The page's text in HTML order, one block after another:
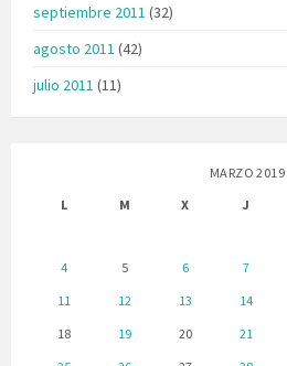
septiembre 2011 (32)
agosto 2011 (42)
julio 2011 (11)
MARZO 2019
L
M X J
4
5 6 7
11
12 13 14
18
19 20 21